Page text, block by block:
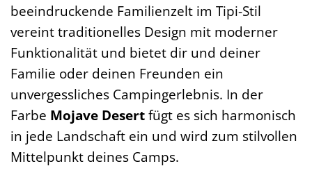
beeindruckende Familienzelt im Tipi-Stil
vereint traditionelles Design mit moderner
Funktionalität und bietet dir und deiner
Familie oder deinen Freunden ein
unvergessliches Campingerlebnis. In der
Farbe Mojave Desertfügt es sich harmonisch
in jede Landschaft ein und wird zum stilvollen
Mittelpunkt deines Camps.